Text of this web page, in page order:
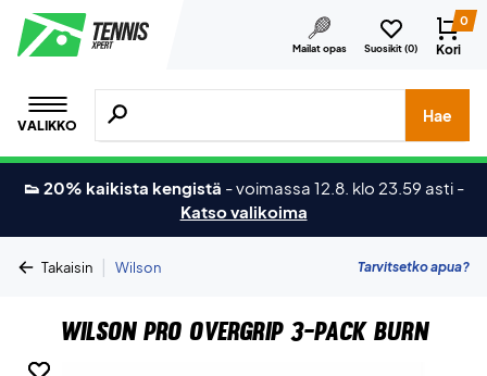
Mailat opas Suosikit (0)
0
Kori
VALIKKO
Hae tuotteita, merkkejä jne.
Hae
👟 20% kaikista kengistä -voimassa 12.8. klo 23.59 asti -
Katso valikoima
Takaisin | Wilson Tarvitsetko apua?
Wilson Pro Overgrip 3-Pack Burn